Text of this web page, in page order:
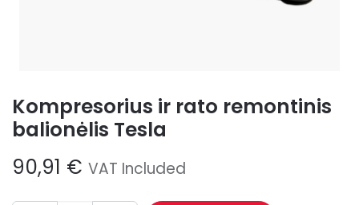
Kompresorius ir rato remontinis
balionėlis Tesla
90,91 € VAT Included